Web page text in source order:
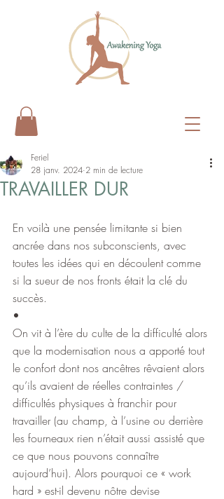
TRAVAILLER DUR
Feriel
28 janv. 2024 2 min de lecture
En voilà une pensée limitante si bien
ancrée dans nos subconscients, avec
toutes les idées qui en découlent comme
si la sueur de nos fronts était la clé du
succès.
•
On vit à l’ère du culte de la difficulté alors
que la modernisation nous a apporté tout
le confort dont nos ancêtres rêvaient alors
qu’ils avaient de réelles contraintes /
difficultés physiques à franchir pour
travailler (au champ, à l’usine ou derrière
les fourneaux rien n’était aussi assisté que
ce que nous pouvons connaître
aujourd’hui). Alors pourquoi ce « work
hard » est-il devenu nôtre devise